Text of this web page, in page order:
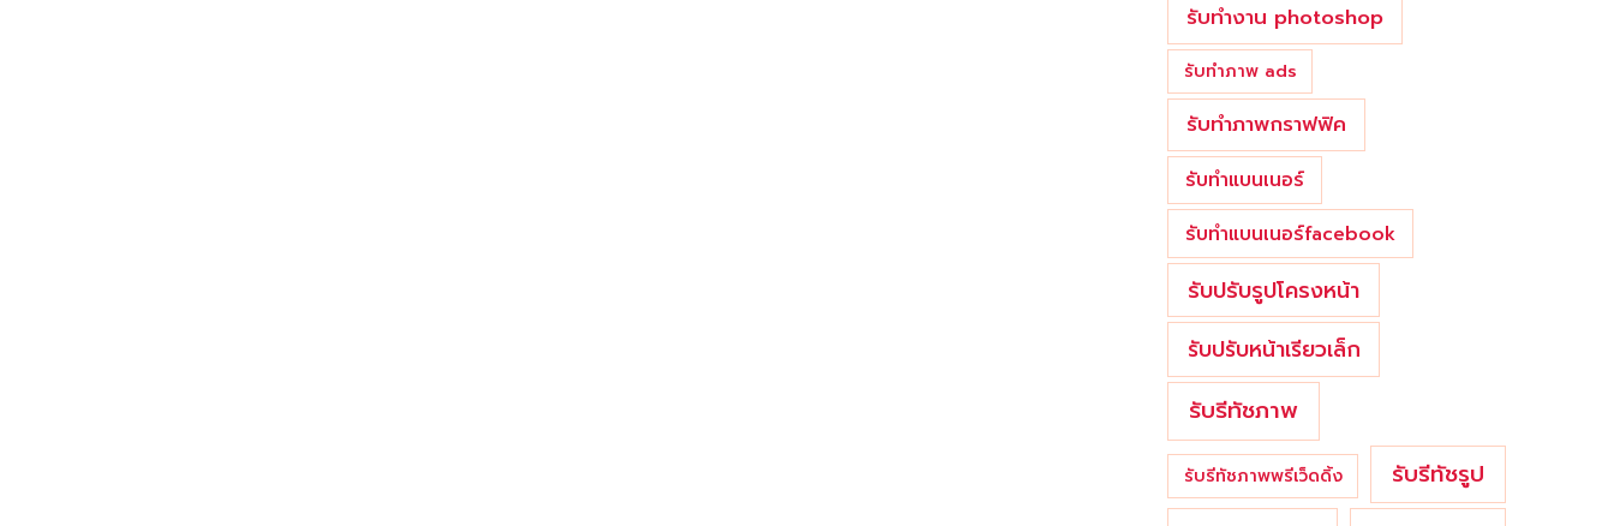
รับทำงาน photoshop
รับทำภาพ ads
รับทำภาพกราฟฟิค
รับทำแบนเนอร์
รับทำแบนเนอร์facebook
รับปรับรูปโครงหน้า
รับปรับหน้าเรียวเล็ก
รับรีทัชภาพ
รับรีทัชภาพพรีเว็ดดิ้ง รับรีทัชรูป